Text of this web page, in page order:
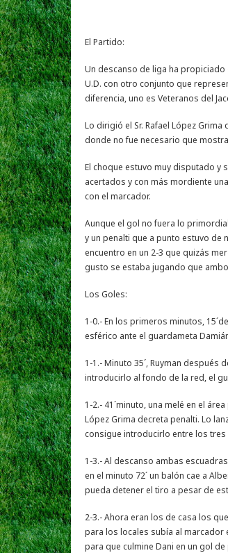
El Partido:
Un descanso de liga ha propiciado
U.D. con otro conjunto que
diferencia, uno es Veteranos del
Lo dirigió el Sr. Rafael López
donde no fue necesario que
El choque estuvo muy disputado y
acertados y con más mordiente
con el marcador.
Aunque el gol no fuera lo
y un penalti que a punto estuvo de
encuentro en un 2-3 que quizás
gusto se estaba jugando que
Los Goles:
1-0.- En los primeros minutos,
esférico ante el guardameta
1-1.- Minuto 35´, Ruyman
introducirlo al fondo de la red, el
1-2.- 41´minuto, una melé en el
López Grima decreta penalti. Lo
consigue introducirlo entre los
1-3.- Al descanso ambas
en el minuto 72´ un balón cae a
pueda detener el tiro a pesar de
2-3.- Ahora eran los de casa los
para los locales subía al marcador
para que culmine Dani en un gol